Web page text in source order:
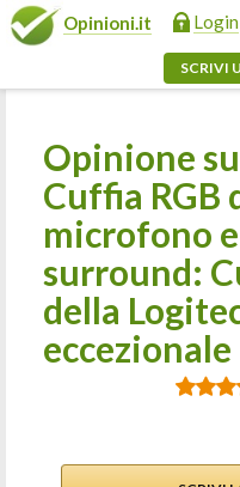
Opinioni.it Login
SCRIVI
Opinione
Cuffia RGB
microfono
surround:
della
eccezionale